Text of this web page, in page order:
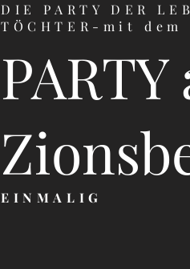
DIE PARTY DER
TÖCHTER-mit dem
EINMALIG